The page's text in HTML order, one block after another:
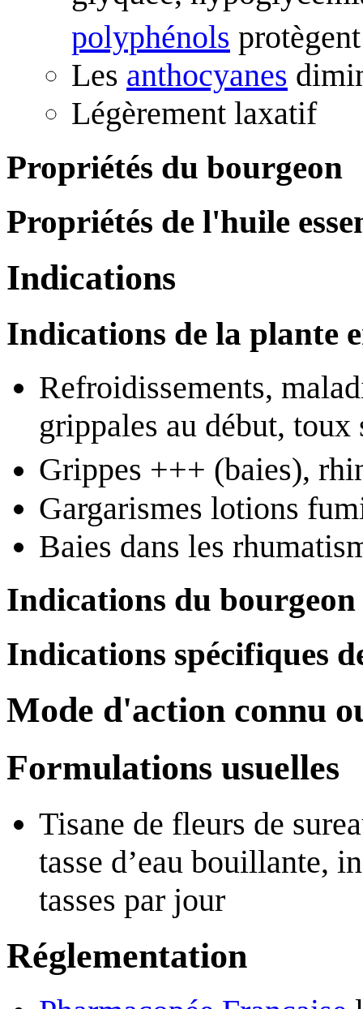
polyphénols
Les anthocyanes
Légèrement laxatif
Propriétés du bourgeon
Propriétés de l'huile
Indications
Indications de la plante
Refroidissements,
grippales au début,
Grippes +++ (baies),
Gargarismes lotions
Baies dans les
Indications du
Indications spécifiques
Mode d'action connu
Formulations usuelles
Tisane de fleurs de
tasse d’eau bouillante,
tasses par jour
Réglementation